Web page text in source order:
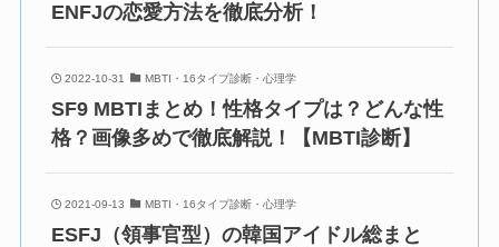
ENFJの恋愛方法を徹底分析！
2022-10-31 MBTI・16タイプ診断・心理学
SF9 MBTIまとめ！性格タイプは？どんな性
格？画像多めで徹底解説！【MBTI診断】
2021-09-13 MBTI・16タイプ診断・心理学
ESFJ（領事官型）の韓国アイドル総まと